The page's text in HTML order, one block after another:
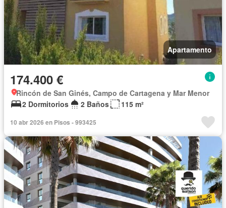
Apartamento
174.400 €
Rincón de San Ginés, Campo de Cartagena y Mar Menor
2 Dormitorios
2 Baños 115 m²
10 abr 2026 en Pisos - 993425